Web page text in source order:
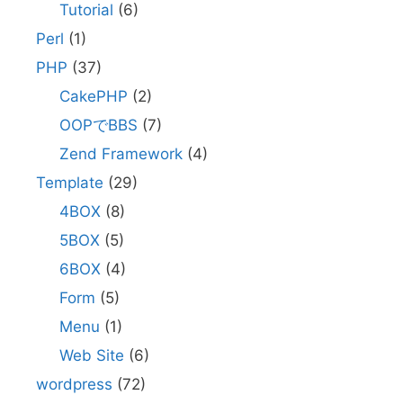
Tutorial (6)
Perl (1)
PHP (37)
CakePHP (2)
OOPでBBS (7)
Zend Framework(4)
Template (29)
4BOX(8)
5BOX(5)
6BOX(4)
Form (5)
Menu (1)
Web Site (6)
wordpress (72)